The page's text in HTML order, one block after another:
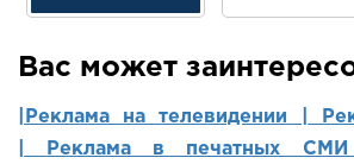
Вас может
|Реклама на телевидении |
Реклама в печатных